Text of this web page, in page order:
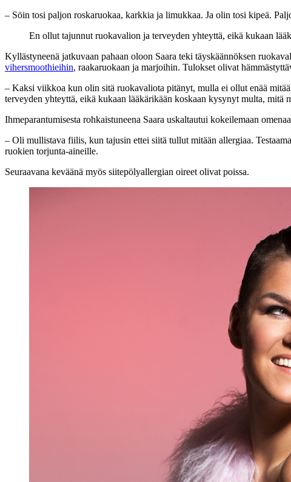
– Söin tosi paljon roskaruokaa, karkkia ja limukkaa. Ja olin tosi kipeä.
En ollut tajunnut ruokavalion ja terveyden yhteyttä, eikä kukaan
Kyllästyneenä jatkuvaan pahaan oloon Saara teki täyskäännöksen
vihersmoothieihin, raakaruokaan ja marjoihin. Tulokset olivat
– Kaksi viikkoa kun olin sitä ruokavaliota pitänyt, mulla ei ollut enää
terveyden yhteyttä, eikä kukaan lääkärikään koskaan kysynyt multa, mitä
Ihmeparantumisesta rohkaistuneena Saara uskaltautui kokeilemaan
– Oli mullistava fiilis, kun tajusin ettei siitä tullut mitään allergiaa.
ruokien torjunta-aineille.
Seuraavana keväänä myös siitepölyallergian oireet olivat poissa.